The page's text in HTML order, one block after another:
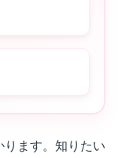
ます。知りたい